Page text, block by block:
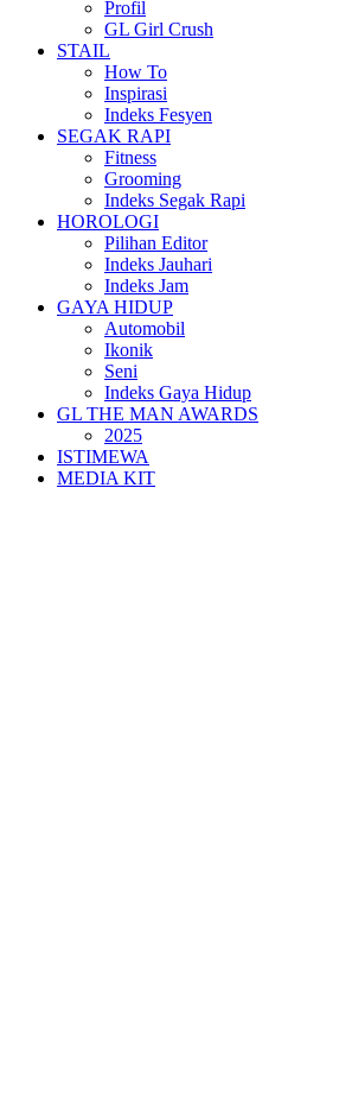
Profil
GL Girl Crush
STAIL
How To
Inspirasi
Indeks Fesyen
SEGAK RAPI
Fitness
Grooming
Indeks Segak Rapi
HOROLOGI
Pilihan Editor
Indeks Jauhari
Indeks Jam
GAYA HIDUP
Automobil
Ikonik
Seni
Indeks Gaya Hidup
GL THE MAN AWARDS
2025
ISTIMEWA
MEDIA KIT